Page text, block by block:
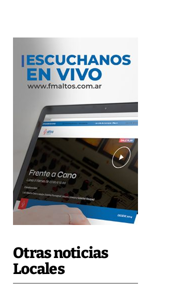
Otras noticias
Locales